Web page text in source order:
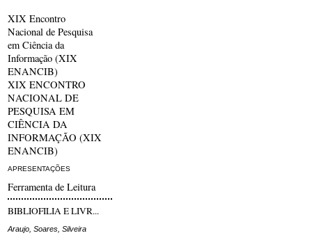
XIX Encontro
Nacional de Pesquisa
em Ciência da
Informação (XIX
ENANCIB)
XIX ENCONTRO
NACIONAL DE
PESQUISA EM
CIÊNCIA DA
INFORMAÇÃO (XIX
ENANCIB)
APRESENTAÇÕES
Ferramenta de Leitura
BIBLIOFILIA E LIVR...
Araujo, Soares, Silveira